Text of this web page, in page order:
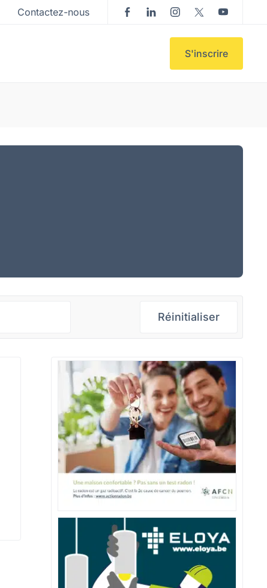
Contactez-nous
S'inscrire
Réinitialiser